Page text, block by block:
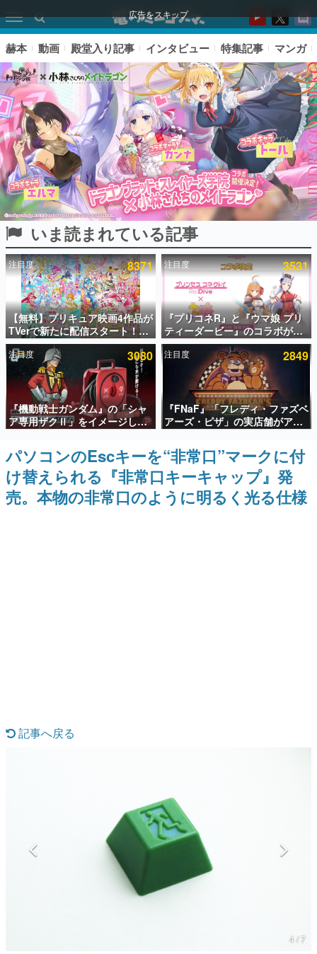
広告をスキップ
ピックアップ
電ファミのいま読まれている記事ランキング
アプリセール情報
インタビュー
連載・特集一覧
殿堂入り記事
SNS拡散数が数千以上！ ページビュー数万以上！ などな
ど。多くの人々に読まれた、電ファミ渾身の“殿堂入り”記
事をまとめました。
ゲームの企画書
名作ゲームクリエイターの方々に製作時のエピソードをお
聞きし、ヒットする企画（ゲーム）とは何か？を探ってい
きます。
ゲーム開発者・hamatsu氏がゲームの魅力を画面や操作の
具体的な形から解き明かしていく、硬派で骨太な評論連載
ゲームが変えた日本語
「経験値」「裏技」「ラスボス」… ゲームにまつわる言葉
の起源や用法の変遷を、コンピューター文化史研究家・タ
イニーP氏が徹底調査。
赫本 動画 殿堂入り記事 インタビュー 特集記事 マンガ
いま読まれている記事
注目度 8371
【無料】プリキュア映画4作品が
TVerで新たに配信スタート！な
んと2018年～2024年の映画ほぼ
すべてが見放題に、ぶっちゃけ
ありえないラインナップ
注目度 3531
『プリコネR』と『ウマ娘 プリ
ティーダービー』のコラボが決
定！“最大170連無料”の8.5周年
キャンペーンなども発表
注目度 3080
『機動戦士ガンダム』の「シャ
ア専用ザクⅡ」をイメージした
散水ホースリールが予約開始。
ークやジオン公国軍のエンブレ
ム、型式番号などを配置
注目度 2849
『FNaF』「フレディ・ファズベ
アーズ・ピザ」の実店舗がアメ
リカの商業施設「American
Dream」に2027年オープン！
ScottGamesとの共同開発、食
事だけでなくステージショーや
没入型のホラー体験も楽しめる
パソコンのEscキーを“非常口”マークに付
け替えられる『非常口キーキャップ』発
売。本物の非常口のように明るく光る仕様
記事へ戻る
4 / 7